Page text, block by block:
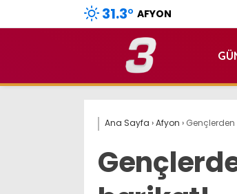
31.3° AFYON
Ana Sayfa ›Afyon › Gençlerden